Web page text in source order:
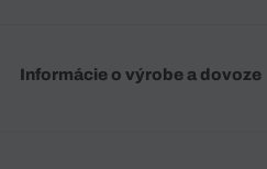
Informácie o výrobe a dovoze